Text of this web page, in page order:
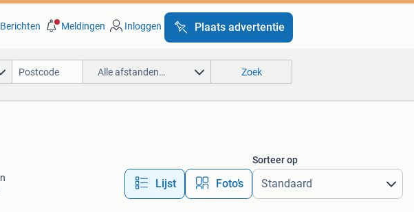
Berichten Meldingen Inloggen Plaats advertentie
Alle afstanden… Zoek
Lijst Foto’s
Sorteer op